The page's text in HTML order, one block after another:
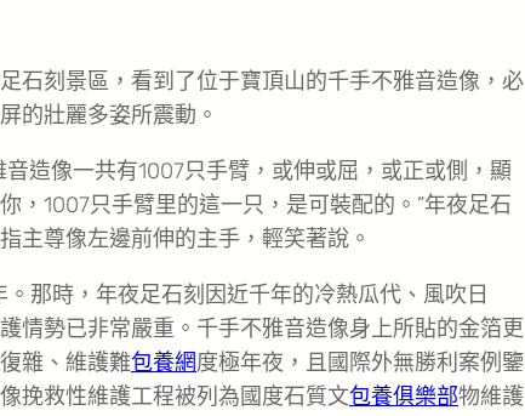
石刻景區，看到了位于寶頂山的千手不雅音造像，必
的壯麗多姿所震動。
造像一共有1007只手臂，或伸或屈，或正或側，顯
，1007只手臂里的這一只，是可裝配的。”年夜足石
主尊像左邊前伸的主手，輕笑著說。
。那時，年夜足石刻因近千年的冷熱瓜代、風吹日
情勢已非常嚴重。千手不雅音造像身上所貼的金箔更
雜、維護難包養網度極年夜，且國際外無勝利案例鑒
挽救性維護工程被列為國度石質文包養俱樂部物維護